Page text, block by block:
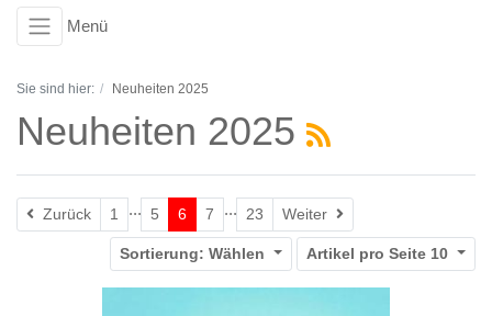
Menü
Sie sind hier: Neuheiten 2025
Neuheiten 2025
ZurückZurück
1 ... 5 6 7 ... 23 Weiter Weiter
Sortierung: Wählen Artikel pro Seite 10